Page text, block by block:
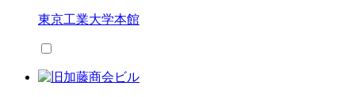
東京工業大学本館